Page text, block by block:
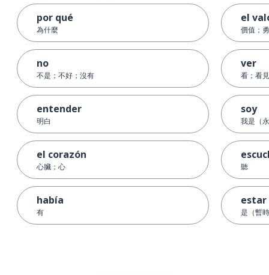
por qué
為什麼
no
不是；不好；沒有
entender
明白
el corazón
心臟；心
había
有
el
價值；
ver
看；看見
soy
我是（
聽
estar
是（暫